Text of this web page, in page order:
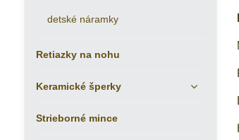
detské náramky
Retiazky na nohu
Keramické šperky
Strieborné mince